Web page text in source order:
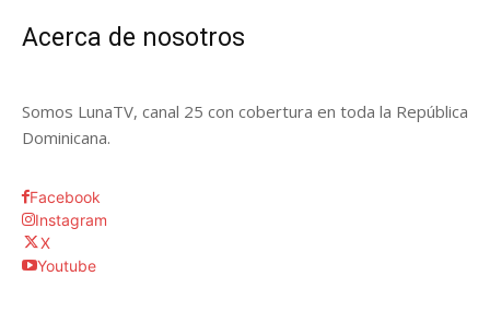
Acerca de nosotros
Somos LunaTV, canal 25 con cobertura en toda la República
Dominicana.
Facebook
Instagram
X
Youtube